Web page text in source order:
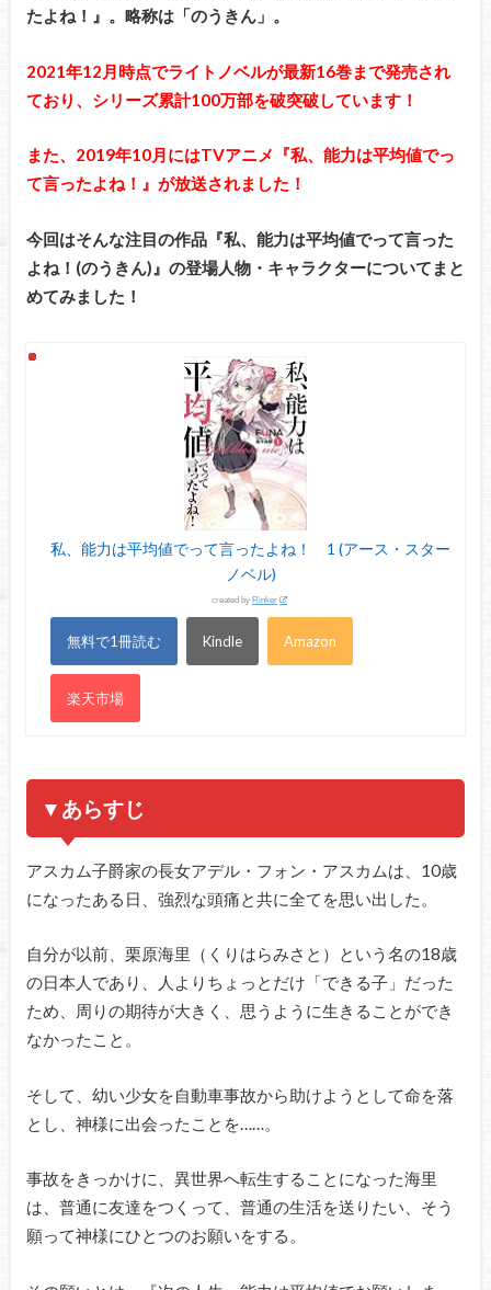
たよね！』。略称は「のうきん」。
2021年12月時点でライトノベルが最新16巻まで発売され
ており、シリーズ累計100万部を破突破しています！
また、2019年10月にはTVアニメ『私、能力は平均値でっ
て言ったよね！』が放送されました！
今回はそんな注目の作品『私、能力は平均値でって言った
よね！(のうきん)』の登場人物・キャラクターについてまと
めてみました！
私、能力は平均値でって言ったよね！ 1 (アース・スター
ノベル)
created by Rinker
無料で1冊読む Kindle Amazon
楽天市場
▼あらすじ
アスカム子爵家の長女アデル・フォン・アスカムは、10歳
になったある日、強烈な頭痛と共に全てを思い出した。
自分が以前、栗原海里（くりはらみさと）という名の18歳
の日本人であり、人よりちょっとだけ「できる子」だった
ため、周りの期待が大きく、思うように生きることができ
なかったこと。
そして、幼い少女を自動車事故から助けようとして命を落
とし、神様に出会ったことを……。
事故をきっかけに、異世界へ転生することになった海里
は、普通に友達をつくって、普通の生活を送りたい、そう
願って神様にひとつのお願いをする。